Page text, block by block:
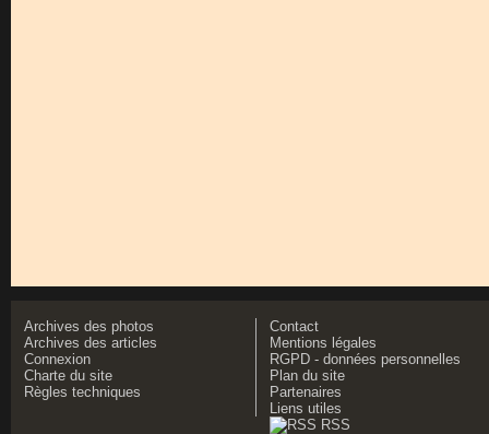
Archives des photos
Archives des articles
Connexion
Charte du site
Règles techniques
Contact
Mentions légales
RGPD - données personnelles
Plan du site
Partenaires
Liens utiles
RSS